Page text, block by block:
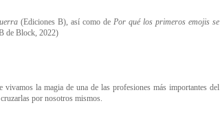
(Ediciones B), así como de Por qué los primeros emojis se
de Block, 2022)
la magia de una de las profesiones más importantes del
por nosotros mismos.